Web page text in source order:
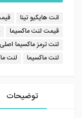
برچسب:
انت هایکیو تینا
قیمت لنت ماکسیما
لنت ترمز ماکسیما اصلی
لنت ماکسیما
لنت
توضیحات